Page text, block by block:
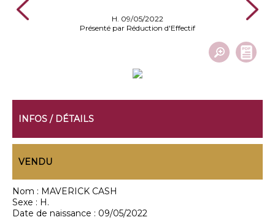
H. 09/05/2022
Présenté par Réduction d'Effectif
INFOS / DÉTAILS
VENDU
Nom : MAVERICK CASH
Sexe : H.
Date de naissance : 09/05/2022